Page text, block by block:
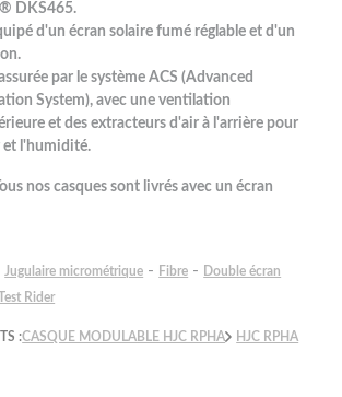
DKS465.
d'un écran solaire fumé réglable et d'un
par le système ACS (Advanced
System), avec une ventilation
et des extracteurs d'air à l'arrière pour
et l'humidité.
nos casques sont livrés avec un écran
Jugulaire micrométrique - Fibre -
Double écran
Test Rider
:CASQUE MODULABLE HJC RPHA HJC RPHA